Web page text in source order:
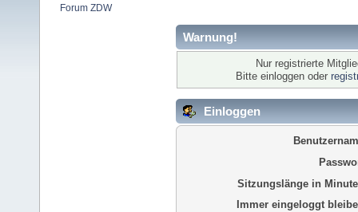
Forum ZDW
Warnung!
Nur registrierte
Bitte einloggen oder
Einloggen
Sitzungslänge in
Immer eingeloggt